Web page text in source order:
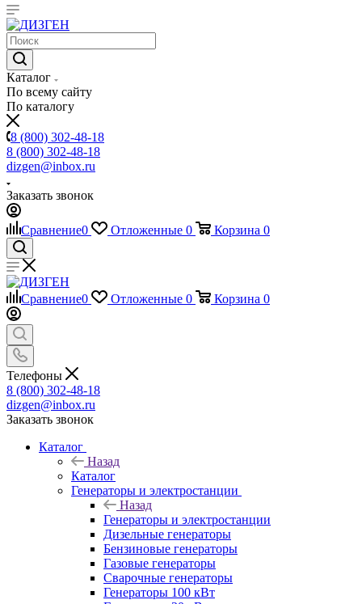
Каталог
По всему сайту
По каталогу
8 (800) 302-48-18
8 (800) 302-48-18
dizgen@inbox.ru
Заказать звонок
Сравнение0 Отложенные 0 Корзина 0
Сравнение0 Отложенные 0 Корзина 0
Телефоны
8 (800) 302-48-18
dizgen@inbox.ru
Заказать звонок
Каталог
Назад
Каталог
Генераторы и электростанции
Назад
Генераторы и электростанции
Дизельные генераторы
Бензиновые генераторы
Газовые генераторы
Сварочные генераторы
Генераторы 100 кВт